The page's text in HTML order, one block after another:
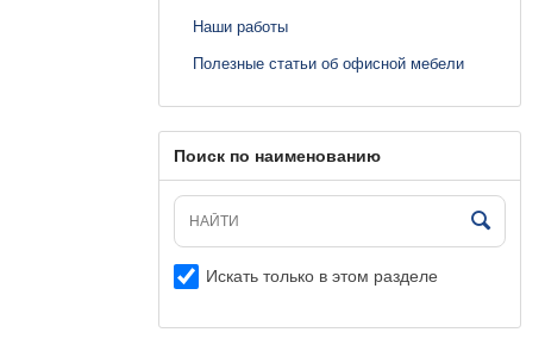
Наши работы
Полезные статьи об офисной мебели
Поиск по наименованию
Искать только в этом разделе